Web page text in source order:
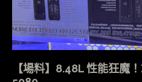
【場料】8.48L 性能狂魔